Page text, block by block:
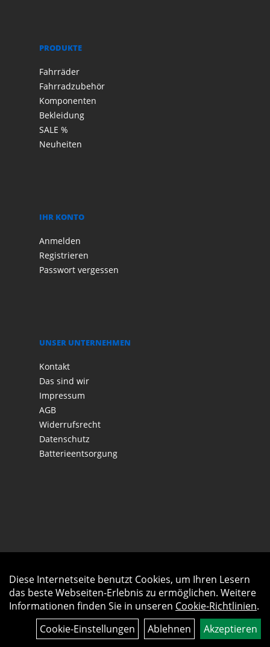
PRODUKTE
Fahrräder
Fahrradzubehör
Komponenten
Bekleidung
SALE %
Neuheiten
IHR KONTO
Anmelden
Registrieren
Passwort vergessen
UNSER UNTERNEHMEN
Kontakt
Das sind wir
Impressum
AGB
Widerrufsrecht
Datenschutz
Batterieentsorgung
Diese Internetseite benutzt Cookies, um Ihren Lesern
das beste Webseiten-Erlebnis zu ermöglichen. Weitere
Informationen finden Sie in unseren Cookie-Richtlinien.
Cookie-Einstellungen
Ablehnen Akzeptieren
Auftrag widerrufen